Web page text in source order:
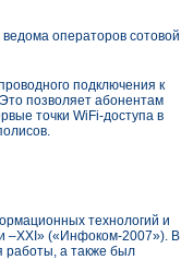
операторов сотовой
подключения к
позволяет абонентам
точки WiFi-доступа в
технологий и
–XXI» («Инфоком-2007»). В
работы, а также был